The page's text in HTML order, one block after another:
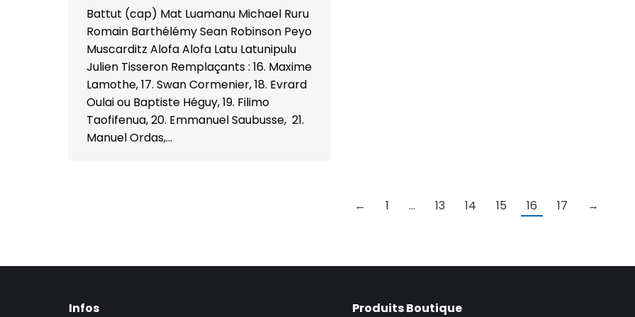
Battut (cap) Mat Luamanu Michael Ruru
Romain Barthélémy Sean Robinson Peyo
Muscarditz Alofa Alofa Latu Latunipulu
Julien Tisseron Remplaçants : 16. Maxime
Lamothe, 17. Swan Cormenier, 18. Evrard
Oulai ou Baptiste Héguy, 19. Filimo
Taofifenua, 20. Emmanuel Saubusse, 21.
Manuel Ordas,…
← 1 … 13 14 15 16 17 →
Infos Produits Boutique